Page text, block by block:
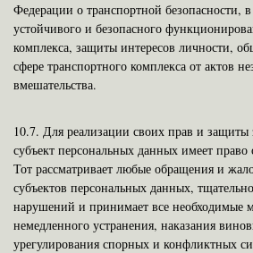
Федерации о транспортной безопасности,
устойчивого и безопасного
комплекса, защиты интересов личности,
сфере транспортного комплекса от актов
вмешательства.
10.7. Для реализации своих прав и защиты
субъект персональных данных имеет право
Тот рассматривает любые обращения и
субъектов персональных данных,
нарушений и принимает все необходимые
немедленного устранения, наказания
урегулирования спорных и конфликтных